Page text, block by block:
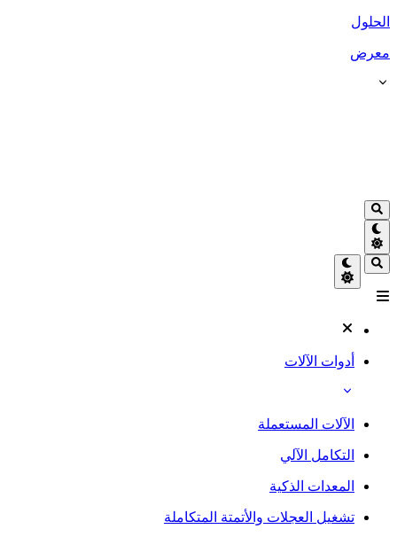
الحلول
معرض
أدوات الآلات
الآلات المستعملة
التكامل الآلي
المعدات الذكية
تشغيل العجلات والأتمتة المتكاملة